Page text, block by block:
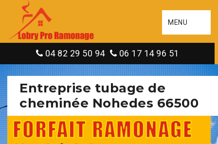
MENU
04 82 29 50 94 06 17 14 96 51
Entreprise tubage de
cheminée Nohedes 66500